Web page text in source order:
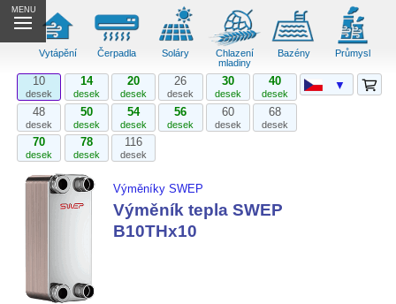
MENU
Vytápění Čerpadla Soláry
Chlazení
mladiny
Bazény Průmysl
10
desek
14
desek
20
desek
26
desek
30
desek
40
desek
48
desek
50
desek
54
desek
56
desek
60
desek
68
desek
70
desek
78
desek
116
desek
Výměníky SWEP
Výměník tepla SWEP
B10THx10
▼